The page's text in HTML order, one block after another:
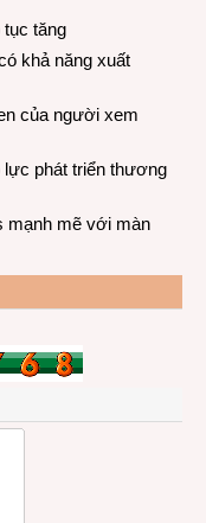
tăng
khả năng xuất
của người xem
lực phát triển thương
mạnh mẽ với màn